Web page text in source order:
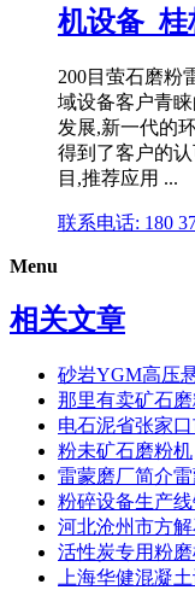
机设备_
200目萤石磨粉
域设备客户青
发展,新一代的
得到了客户的
目,推荐应用 ...
联系电话: 180
Menu
相关文章
砂岩YGM高压
那里有卖矿石
电石泥省张家
粉未矿石磨粉机
雷蒙磨厂简介
粉碎设备生产
河北沧州市方
活性炭专用粉
上海华健混凝